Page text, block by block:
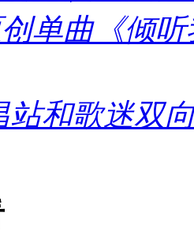
单曲《倾
站和歌迷双